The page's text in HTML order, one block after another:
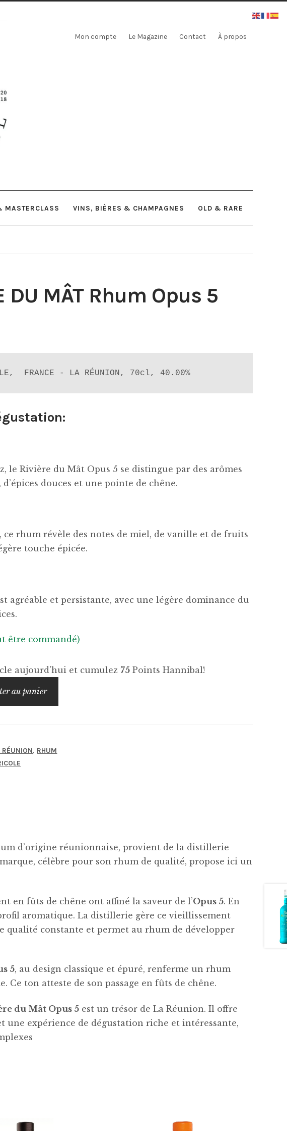
Mon compte Le Magazine Contact À propos
MASTERCLASS VINS, BIÈRES & CHAMPAGNES OLD & RARE
DU MÂT Rhum Opus 5
FRANCE - LA RÉUNION, 70cl, 40.00%
le Rivière du Mât Opus 5 se distingue par des arômes
douces et une pointe de chêne.
ce rhum révèle des notes de miel, de vanille et de fruits
touche épicée.
agréable et persistante, avec une légère dominance du
être commandé)
aujourd'hui et cumulez 75 Points Hannibal!
au panier
RÉUNION, RHUM
d’origine réunionnaise, provient de la distillerie
célèbre pour son rhum de qualité, propose ici un
en fûts de chêne ont affiné la saveur de l’Opus 5. En
aromatique. La distillerie gère ce vieillissement
qualité constante et permet au rhum de développer
5, au design classique et épuré, renferme un rhum
Ce ton atteste de son passage en fûts de chêne.
du Mât Opus 5 est un trésor de La Réunion. Il offre
une expérience de dégustation riche et intéressante,